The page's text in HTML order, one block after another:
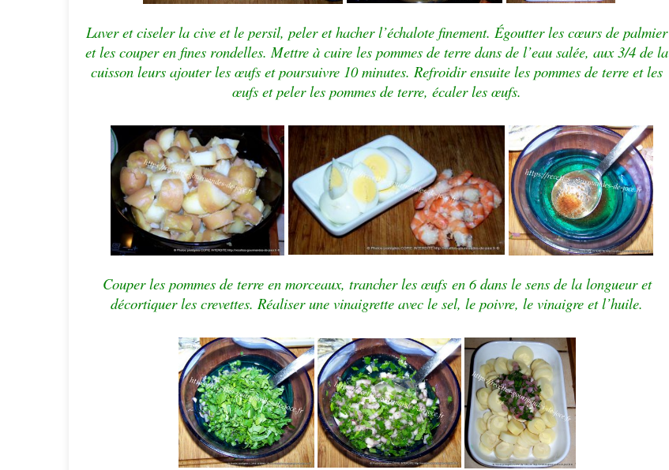
Laver et ciseler la cive et le persil, peler et hacher l’échalote finement. Égoutter les cœurs de palmier
et les couper en fines rondelles. Mettre à cuire les pommes de terre dans de l’eau salée, aux 3/4 de la
cuisson leurs ajouter les œufs et poursuivre 10 minutes. Refroidir ensuite les pommes de terre et les
œufs et peler les pommes de terre, écaler les œufs.
Couper les pommes de terre en morceaux, trancher les œufsen 6 dans le sens de la longueur et
décortiquer les crevettes. Réaliser une vinaigrette avec le sel, le poivre, le vinaigre et l’huile.